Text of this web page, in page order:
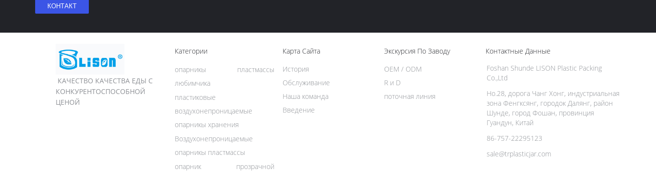
КАЧЕСТВО КАЧЕСТВА ЕДЫ С
КОНКУРЕНТОСПОСОБНОЙ
ЦЕНОЙ
Категории
опарник прозрачной
опарникы пластмассы
любимчика
пластиковые
воздухонепроницаемые
опарникы хранения
Воздухонепроницаемые
опарникы пластмассы
Карта Сайта
Введение
История
Обслуживание
Наша команда
Экскурсия По Заводу
поточная линия
OEM / ODM
R и D
Контактные Данные
Foshan Shunde LISON Plastic Packing
Co.,Ltd
Но.28, дорога Чанг Хонг, индустриальная
зона Фенгксянг, городок Далянг, район
Шунде, город Фошан, провинция
Гуандун, Китай
86-757-22295123
sale@trplasticjar.com